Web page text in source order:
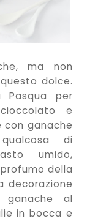
ma non
dolce.
Pasqua per
e
con ganache
di
umido,
della
decorazione
al
in bocca e